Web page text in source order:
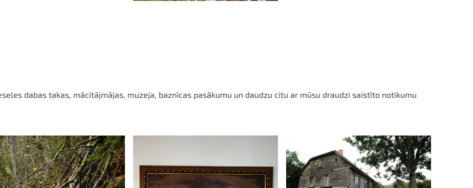
dabas takas, mācītājmājas, muzeja, baznīcas pasākumu un daudzu citu ar mūsu draudzi saistīto notikumu